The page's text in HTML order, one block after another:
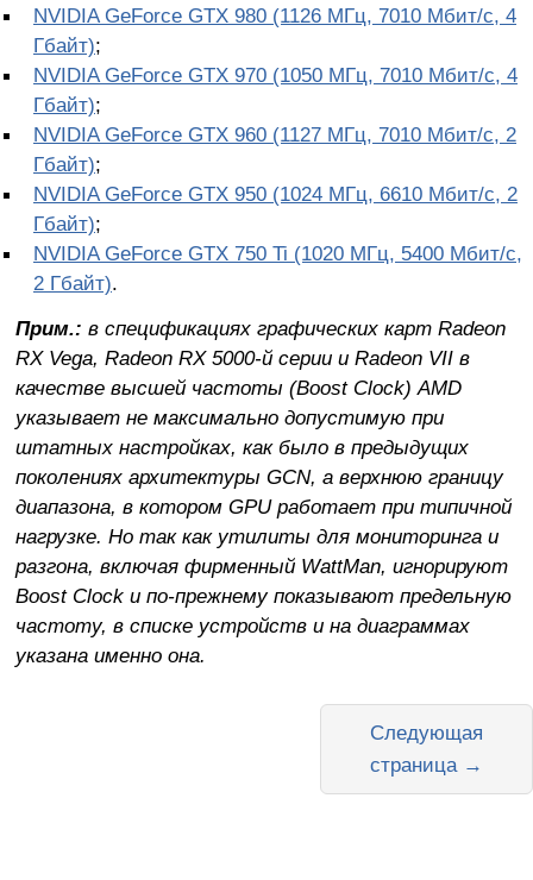
NVIDIA GeForce GTX 980 (1126 МГц, 7010 Мбит/с, 4
Гбайт);
NVIDIA GeForce GTX 970 (1050 МГц, 7010 Мбит/с, 4
Гбайт);
NVIDIA GeForce GTX 960 (1127 МГц, 7010 Мбит/с, 2
Гбайт);
NVIDIA GeForce GTX 950 (1024 МГц, 6610 Мбит/с, 2
Гбайт);
NVIDIA GeForce GTX 750 Ti (1020 МГц, 5400 Мбит/с,
2 Гбайт).
Прим.: в спецификациях графических карт Radeon
RX Vega, Radeon RX 5000-й серии и Radeon VII в
качестве высшей частоты (Boost Clock) AMD
указывает не максимально допустимую при
штатных настройках, как было в предыдущих
поколениях архитектуры GCN, а верхнюю границу
диапазона, в котором GPU работает при типичной
нагрузке. Но так как утилиты для мониторинга и
разгона, включая фирменный WattMan, игнорируют
Boost Clock и по-прежнему показывают предельную
частоту, в списке устройств и на диаграммах
указана именно она.
Следующая
страница →